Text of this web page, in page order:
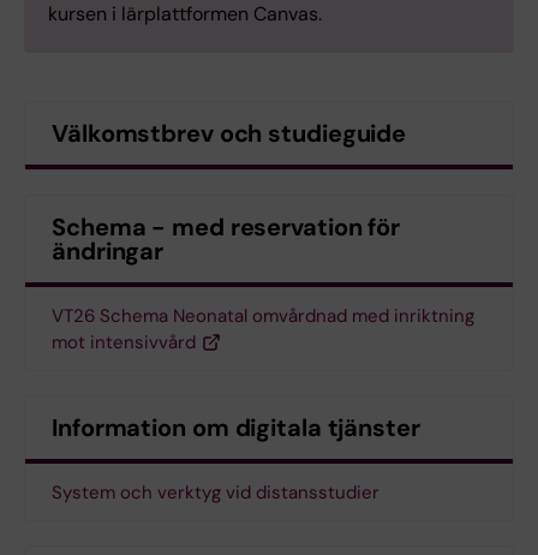
kursen i lärplattformen Canvas.
Välkomstbrev och studieguide
Schema - med reservation för
ändringar
VT26 Schema Neonatal omvårdnad med inriktning
mot intensivvård
Information om digitala tjänster
System och verktyg vid distansstudier